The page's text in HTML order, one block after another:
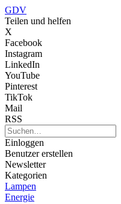
GDV
Teilen und helfen
X
Facebook
Instagram
LinkedIn
YouTube
Pinterest
TikTok
Mail
RSS
Einloggen
Benutzer erstellen
Newsletter
Kategorien
Lampen
Energie